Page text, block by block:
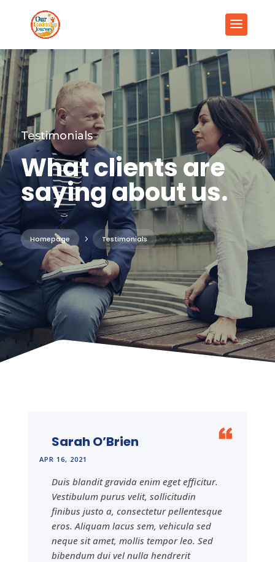
Testimonials
What clients are
saying about us.
Homepage 5 Testimonials
Sarah O’Brien
APR 16, 2021
Duis blandit gravida enim eget efficitur.
Vestibulum purus velit, sollicitudin
finibus justo a, consectetur pellentesque
eros. Aliquam lacus sem, vehicula sed
neque sit amet, mollis tempor leo. Sed
bibendum dui vel nulla hendrerit